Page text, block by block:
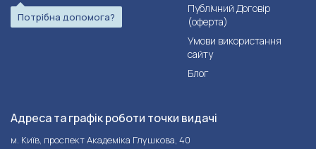
Потрібна допомога?
Публічний Договір
(оферта)
Умови використання
сайту
Блог
Адреса та графік роботи точки видачі
м. Київ, проспект Академіка Глушкова, 40